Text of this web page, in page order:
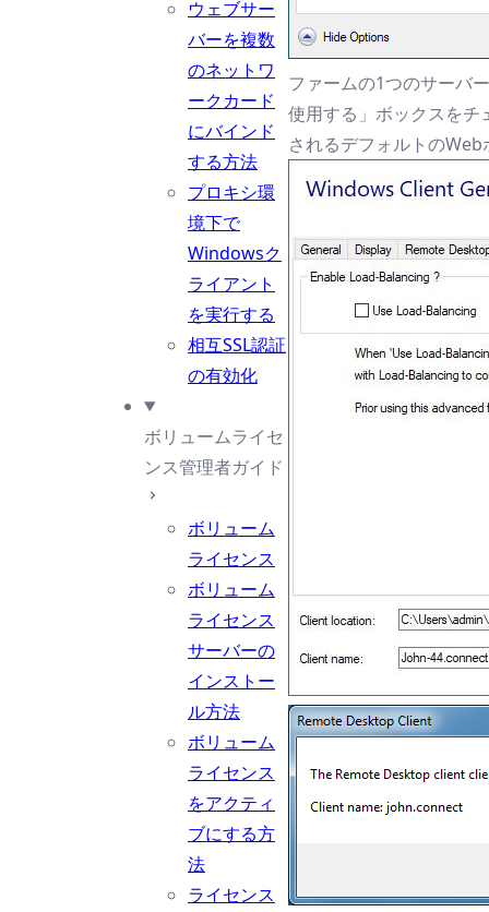
ウェブサー
バーを複数
のネットワ
ークカード
にバインド
する方法
プロキシ環
境下で
Windowsク
ライアント
を実行する
相互SSL認証
の有効化
ボリュームライセ
ンス管理者ガイド
ボリューム
ライセンス
ボリューム
ライセンス
サーバーの
インストー
ル方法
ボリューム
ライセンス
をアクティ
ブにする方
法
ライセンス
ファームの1つのサーバ
使用する」ボックスをチ
されるデフォルトの